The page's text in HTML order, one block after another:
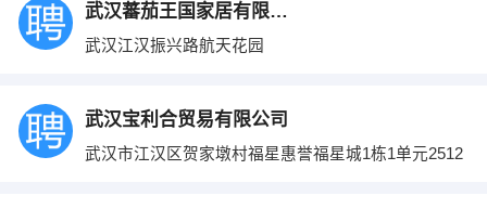
武汉蕃茄王国家居有限公司
武汉江汉振兴路航天花园
武汉宝利合贸易有限公司
武汉市江汉区贺家墩村福星惠誉福星城1栋1单元2512